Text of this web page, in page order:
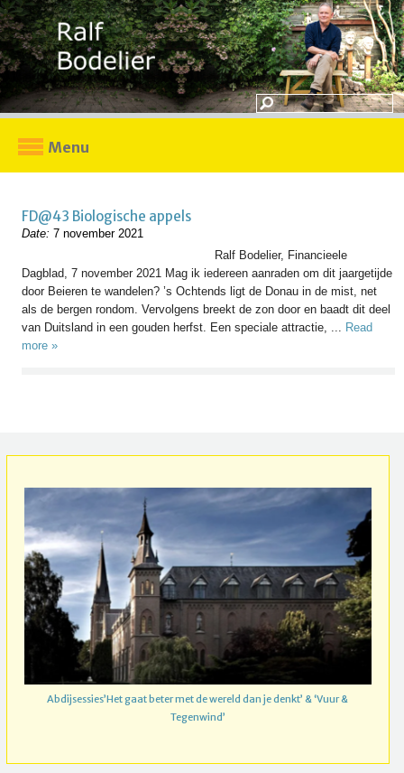
Menu
FD@43 Biologische appels
Date: 7 november 2021
Ralf Bodelier, Financieele
Dagblad, 7 november 2021 Mag ik iedereen aanraden om dit jaargetijde
door Beieren te wandelen? ’s Ochtends ligt de Donau in de mist, net
als de bergen rondom. Vervolgens breekt de zon door en baadt dit deel
van Duitsland in een gouden herfst. Een speciale attractie, ... Read
more »
Abdijsessies’Het gaat beter met de wereld dan je denkt’ & ‘Vuur &
Tegenwind’